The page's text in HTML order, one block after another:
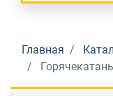
Главная